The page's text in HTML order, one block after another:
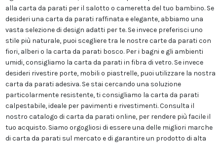
alla carta da parati per il salotto o cameretta del tuo bambino. Se
desideri una carta da parati raffinata e elegante, abbiamo una
vasta selezione di design adatti per te. Se invece preferisci uno
stile più naturale, puoi scegliere tra le nostre carte da parati con
fiori, alberi o la carta da parati bosco. Per i bagni e gli ambienti
umidi, consigliamo la carta da parati in fibra di vetro. Se invece
desideri rivestire porte, mobili o piastrelle, puoi utilizzare la nostra
carta da parati adesiva. Se stai cercando una soluzione
particolarmente resistente, ti consigliamo la carta da parati
calpestabile, ideale per pavimenti e rivestimenti. Consulta il
nostro catalogo di carta da parati online, per rendere più facile il
tuo acquisto. Siamo orgogliosi di essere una delle migliori marche
di carta da parati sul mercato e di garantire un prodotto di alta